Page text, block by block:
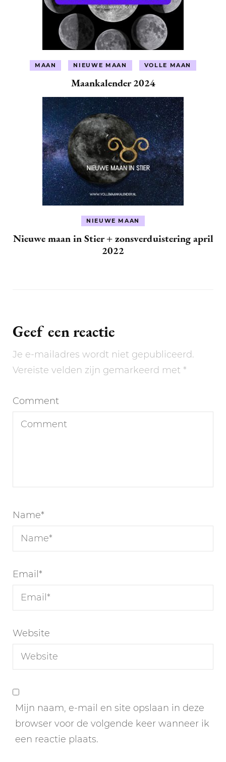
MAAN NIEUWE MAAN VOLLE MAAN
Maankalender 2024
NIEUWE MAAN
Nieuwe maan in Stier + zonsverduistering april
2022
Geef een reactie
Je e-mailadres wordt niet gepubliceerd.
Vereiste velden zijn gemarkeerd met *
Comment
Name*
Email *
Website
Mijn naam, e-mail en site opslaan in deze
browser voor de volgende keer wanneer ik
een reactie plaats.